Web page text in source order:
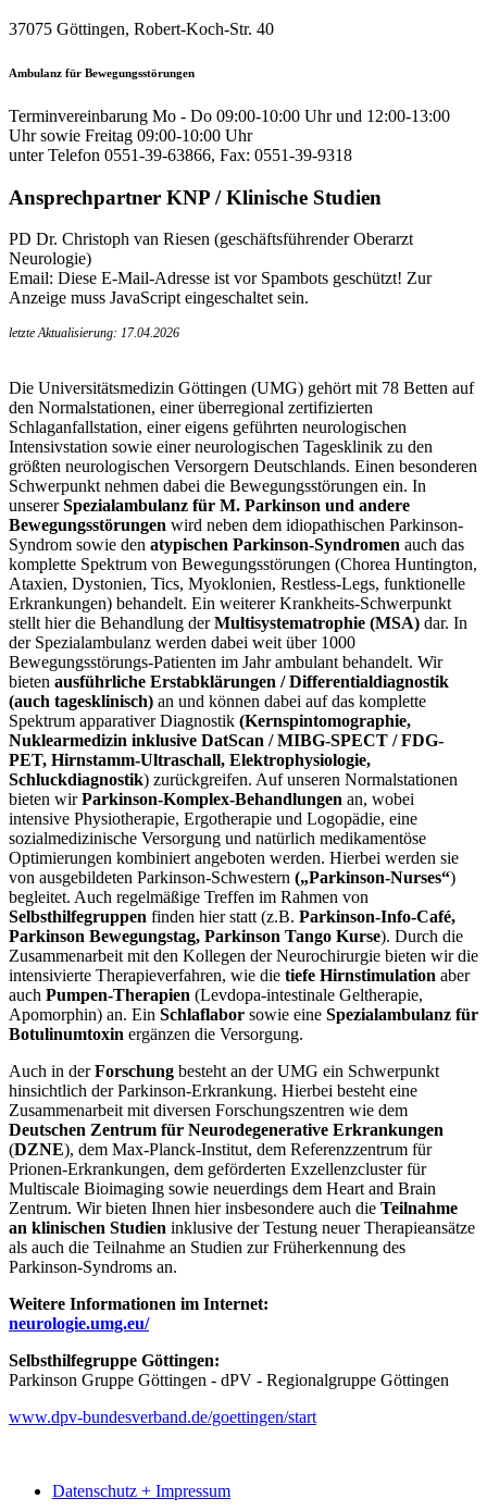
37075 Göttingen, Robert-Koch-Str. 40
Ambulanz für Bewegungsstörungen
Terminvereinbarung Mo - Do 09:00-10:00 Uhr und 12:00-13:00
Uhr sowie Freitag 09:00-10:00 Uhr
unter Telefon 0551-39-63866, Fax: 0551-39-9318
Ansprechpartner KNP / Klinische Studien
PD Dr. Christoph van Riesen (geschäftsführender Oberarzt
Neurologie)
Email: Diese E-Mail-Adresse ist vor Spambots geschützt! Zur
Anzeige muss JavaScript eingeschaltet sein.
letzte Aktualisierung: 17.04.2026
Die Universitätsmedizin Göttingen (UMG) gehört mit 78 Betten auf
den Normalstationen, einer überregional zertifizierten
Schlaganfallstation, einer eigens geführten neurologischen
Intensivstation sowie einer neurologischen Tagesklinik zu den
größten neurologischen Versorgern Deutschlands. Einen besonderen
Schwerpunkt nehmen dabei die Bewegungsstörungen ein. In
unsererSpezialambulanz für M. Parkinson und andere
Bewegungsstörungen wird neben dem idiopathischen Parkinson-
Syndrom sowie den atypischen Parkinson-Syndromen auch das
komplette Spektrum von Bewegungsstörungen (Chorea Huntington,
Ataxien, Dystonien, Tics, Myoklonien, Restless-Legs, funktionelle
Erkrankungen) behandelt. Ein weiterer Krankheits-Schwerpunkt
stellt hier die Behandlung derMultisystematrophie (MSA) dar. In
der Spezialambulanz werden dabei weit über 1000
Bewegungsstörungs-Patienten im Jahr ambulant behandelt. Wir
bieten ausführliche Erstabklärungen / Differentialdiagnostik
(auch tagesklinisch) an und können dabei auf das komplette
Spektrum apparativer Diagnostik (Kernspintomographie,
Nuklearmedizin inklusive DatScan / MIBG-SPECT / FDG-
PET, Hirnstamm-Ultraschall, Elektrophysiologie,
Schluckdiagnostik) zurückgreifen. Auf unseren Normalstationen
bieten wirParkinson-Komplex-Behandlungen an, wobei
intensive Physiotherapie, Ergotherapie und Logopädie, eine
sozialmedizinische Versorgung und natürlich medikamentöse
Optimierungen kombiniert angeboten werden. Hierbei werden sie
von ausgebildeten Parkinson-Schwestern („Parkinson-Nurses“)
begleitet. Auch regelmäßige Treffen im Rahmen von
Selbsthilfegruppen finden hier statt (z.B. Parkinson-Info-Café,
Parkinson Bewegungstag, Parkinson Tango Kurse). Durch die
Zusammenarbeit mit den Kollegen der Neurochirurgie bieten wir die
intensivierte Therapieverfahren, wie die tiefe Hirnstimulation aber
auch Pumpen-Therapien (Levdopa-intestinale Geltherapie,
Apomorphin) an. Ein Schlaflabor sowie eine Spezialambulanz für
Botulinumtoxin ergänzen die Versorgung.
Auch in derForschung besteht an der UMG ein Schwerpunkt
hinsichtlich der Parkinson-Erkrankung. Hierbei besteht eine
Zusammenarbeit mit diversen Forschungszentren wie dem
Deutschen Zentrum für Neurodegenerative Erkrankungen
(DZNE), dem Max-Planck-Institut, dem Referenzzentrum für
Prionen-Erkrankungen, dem geförderten Exzellenzcluster für
Multiscale Bioimaging sowie neuerdings dem Heart and Brain
Zentrum. Wir bieten Ihnen hier insbesondere auch die Teilnahme
an klinischen Studien inklusive der Testung neuer Therapieansätze
als auch die Teilnahme an Studien zur Früherkennung des
Parkinson-Syndroms an.
Weitere Informationen im Internet:
neurologie.umg.eu/
Selbsthilfegruppe Göttingen:
Parkinson Gruppe Göttingen - dPV - Regionalgruppe Göttingen
www.dpv-bundesverband.de/goettingen/start
Datenschutz + Impressum